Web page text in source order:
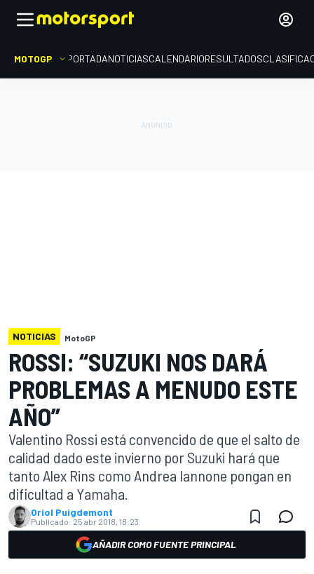
MOTOGP PORTADANOTICIASCALENDARIORESULTADOS
NOTICIAS MotoGP
ROSSI: “SUZUKI NOS DARÁ
PROBLEMAS A MENUDO ESTE
AÑO”
Valentino Rossi está convencido de que el salto de
calidad dado este invierno por Suzuki hará que
tanto Alex Rins como Andrea Iannone pongan en
dificultad a Yamaha.
Oriol Puigdemont
Publicado: 25 abr 2018, 18:23
AÑADIR COMO FUENTE PRINCIPAL